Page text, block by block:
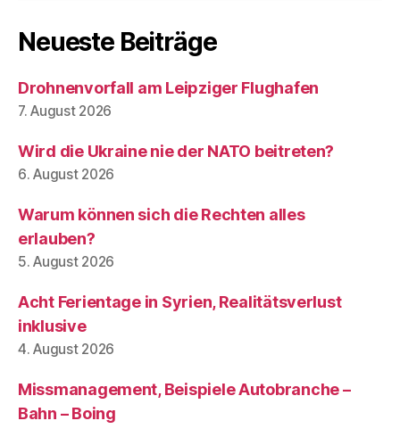
Neueste Beiträge
Drohnenvorfall am Leipziger Flughafen
7. August 2026
Wird die Ukraine nie der NATO beitreten?
6. August 2026
Warum können sich die Rechten alles
erlauben?
5. August 2026
Acht Ferientage in Syrien, Realitätsverlust
inklusive
4. August 2026
Missmanagement, Beispiele Autobranche –
Bahn – Boing